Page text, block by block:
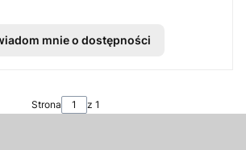
mnie o dostępności
Strona z 1